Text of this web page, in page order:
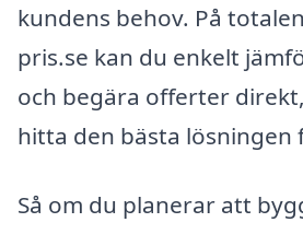
kundens behov. På
pris.se kan du enkelt
och begära offerter
hitta den bästa
Så om du planerar att